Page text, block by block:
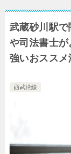
武蔵砂川駅
や司法書士
強いおスス
西武沿線